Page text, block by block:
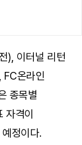
), 이터널 리턴
온라인
종목별
자격이
정이다.